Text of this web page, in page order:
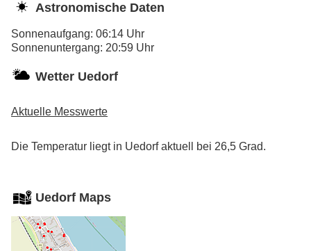
Astronomische Daten
Sonnenaufgang: 06:14 Uhr
Sonnenuntergang: 20:59 Uhr
Wetter Uedorf
Aktuelle Messwerte
Die Temperatur liegt in Uedorf aktuell bei 26,5 Grad.
Uedorf Maps